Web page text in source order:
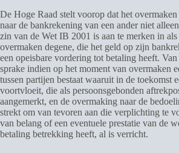
De Hoge Raad stelt voorop dat het
naar de bankrekening van een ander niet
zin van de Wet IB 2001 is aan te merken in
overmaken degene, die het geld op zijn
een opeisbare vordering tot betaling heeft.
sprake indien op het moment van overmaken
tussen partijen bestaat waaruit in de toekomst
voortvloeit, die als persoonsgebonden
aangemerkt, en de overmaking naar de
strekt om van tevoren aan die verplichting te
van belang of een eventuele prestatie van de
betaling betrekking heeft, al is verricht.